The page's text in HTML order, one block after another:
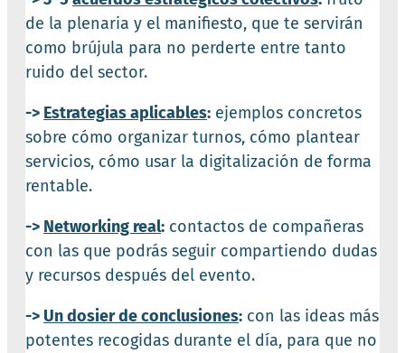
de la plenaria y el manifiesto, que te servirán
como brújula para no perderte entre tanto
ruido del sector.
-> Estrategias aplicables: ejemplos concretos
sobre cómo organizar turnos, cómo plantear
servicios, cómo usar la digitalización de forma
rentable.
-> Networking real: contactos de compañeras
con las que podrás seguir compartiendo dudas
y recursos después del evento.
-> Un dosier de conclusiones: con las ideas más
potentes recogidas durante el día, para que no